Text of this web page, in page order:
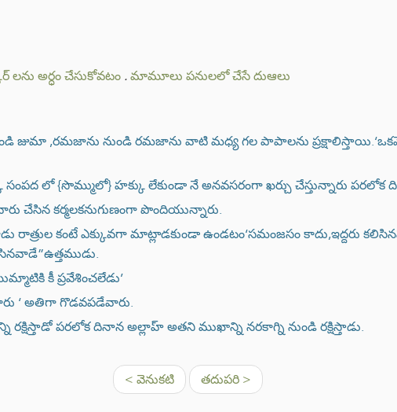
లను అర్ధం చేసుకోవటం.మామూలు పనులలో చేసే దుఆలు
జుమా ,రమజాను నుండి రమజాను వాటి మధ్య గల పాపాలను
లో {సొమ్ములో} హక్కు లేకుండా నే అనవసరంగా ఖర్చు చేస్తున్నారు
చేసిన కర్మలకనుగుణంగా పొందియున్నారు.
రాత్రుల కంటే ఎక్కువగా మాట్లాడకుండా ఉండటం‘సమంజసం కాదు,ఇద్దరు
కీ ప్రవేశించలేడు’
‘ అతిగా గొడవపడేవారు.
పరలోక దినాన అల్లాహ్ అతని ముఖాన్ని నరకాగ్ని నుండి రక్షిస్తాడు.
< వెనుకటి తదుపరి >